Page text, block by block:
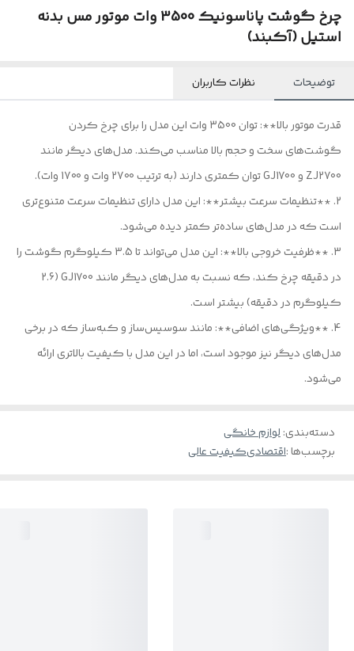
چرخ گوشت پاناسونیک 3500 وات موتور مس بدنه
استیل (آکبند)
توضیحات نظرات کاربران
قدرت موتور بالا**: توان 3500 وات این مدل را برای چرخ کردن
گوشت‌های سخت و حجم بالا مناسب می‌کند. مدل‌های دیگر مانند
ZJ2700 و GJ1700 توان کمتری دارند (به ترتیب 2700 وات و 1700 وات).
2. **تنظیمات سرعت بیشتر**: این مدل دارای تنظیمات سرعت متنوع‌تری
است که در مدل‌های ساده‌تر کمتر دیده می‌شود.
3. **ظرفیت خروجی بالا**: این مدل می‌تواند تا 3.5 کیلوگرم گوشت را
در دقیقه چرخ کند، که نسبت به مدل‌های دیگر مانند GJ1700 (2.6
کیلوگرم در دقیقه) بیشتر است.
4. **ویژگی‌های اضافی**: مانند سوسیس‌ساز و کبه‌ساز که در برخی
مدل‌های دیگر نیز موجود است، اما در این مدل با کیفیت بالاتری ارائه
می‌شود.
دسته‌بندی:لوازم خانگی
برچسب‌ها :اقتصادیکیفیت عالی